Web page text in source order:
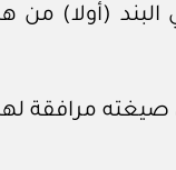
البند (أولا)
صيغته مرافقة